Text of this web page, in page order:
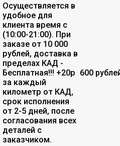
Осуществляется в
удобное для
клиента время с
(10:00-21:00). При
заказе от 10 000
рублей, доставка в
пределах КАД -
Бесплатная!!! +20р
за каждый
километр от КАД,
срок исполнения
от 2-5 дней, после
согласования всех
деталей с
заказчиком.
600